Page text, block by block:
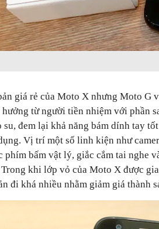
giá rẻ của Moto X nhưng Moto G
từ người tiền nhiệm với phần
su, đem lại khả năng bám dính tay
Vị trí một số linh kiện như
phím bấm vật lý, giắc cắm tai nghe
khi lớp vỏ của Moto X được
đi khá nhiều nhằm giảm giá thành